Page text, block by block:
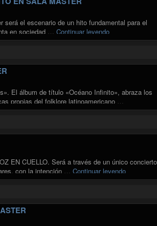
el escenario de un hito fundamental para el
en sociedad … Continuar leyendo"LA
El álbum de título «Océano Infinito», abraza los
propias del folklore latinoamericano …
MASTER"
EN CUELLO. Será a través de un único
con la intención … Continuar leyendo"CORO